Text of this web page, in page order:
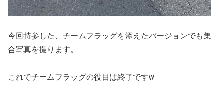
今回持参した、チームフラッグを添えたバージョンでも集
合写真を撮ります。
これでチームフラッグの役目は終了ですw